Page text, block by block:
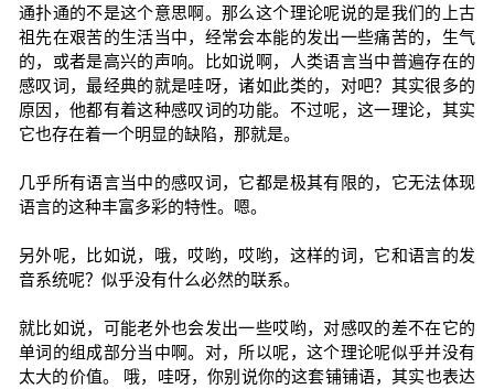
通扑通的不是这个意思啊。那么这个理论呢说的是我们的上古
祖先在艰苦的生活当中，经常会本能的发出一些痛苦的，生气
的，或者是高兴的声响。比如说啊，人类语言当中普遍存在的
感叹词，最经典的就是哇呀，诸如此类的，对吧？其实很多的
原因，他都有着这种感叹词的功能。不过呢，这一理论，其实
它也存在着一个明显的缺陷，那就是。
几乎所有语言当中的感叹词，它都是极其有限的，它无法体现
语言的这种丰富多彩的特性。嗯。
另外呢，比如说，哦，哎哟，哎哟，这样的词，它和语言的发
音系统呢？似乎没有什么必然的联系。
就比如说，可能老外也会发出一些哎哟，对感叹的差不在它的
单词的组成部分当中啊。对，所以呢，这个理论呢似乎并没有
太大的价值。 哦，哇呀，你别说你的这套铺铺语，其实也表达